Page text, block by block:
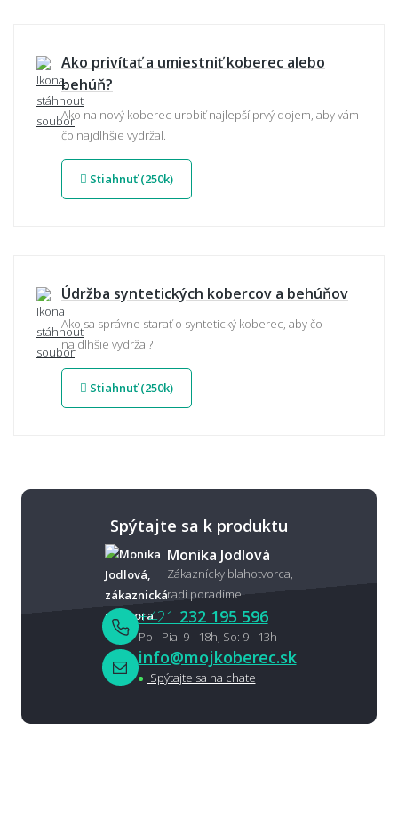
Ako privítať a umiestniť koberec alebo
behúň?
Ako na nový koberec urobiť najlepší prvý dojem, aby vám
čo najdlhšie vydržal.
Stiahnuť (250k)
Údržba syntetických kobercov a behúňov
Ako sa správne starať o syntetický koberec, aby čo
najdlhšie vydržal?
Stiahnuť (250k)
Spýtajte sa k produktu
Monika Jodlová
Zákaznícky blahotvorca,
radi poradíme
+421 232 195 596
Po - Pia: 9 - 18h, So: 9 - 13h
info@mojkoberec.sk
Spýtajte sa na chate